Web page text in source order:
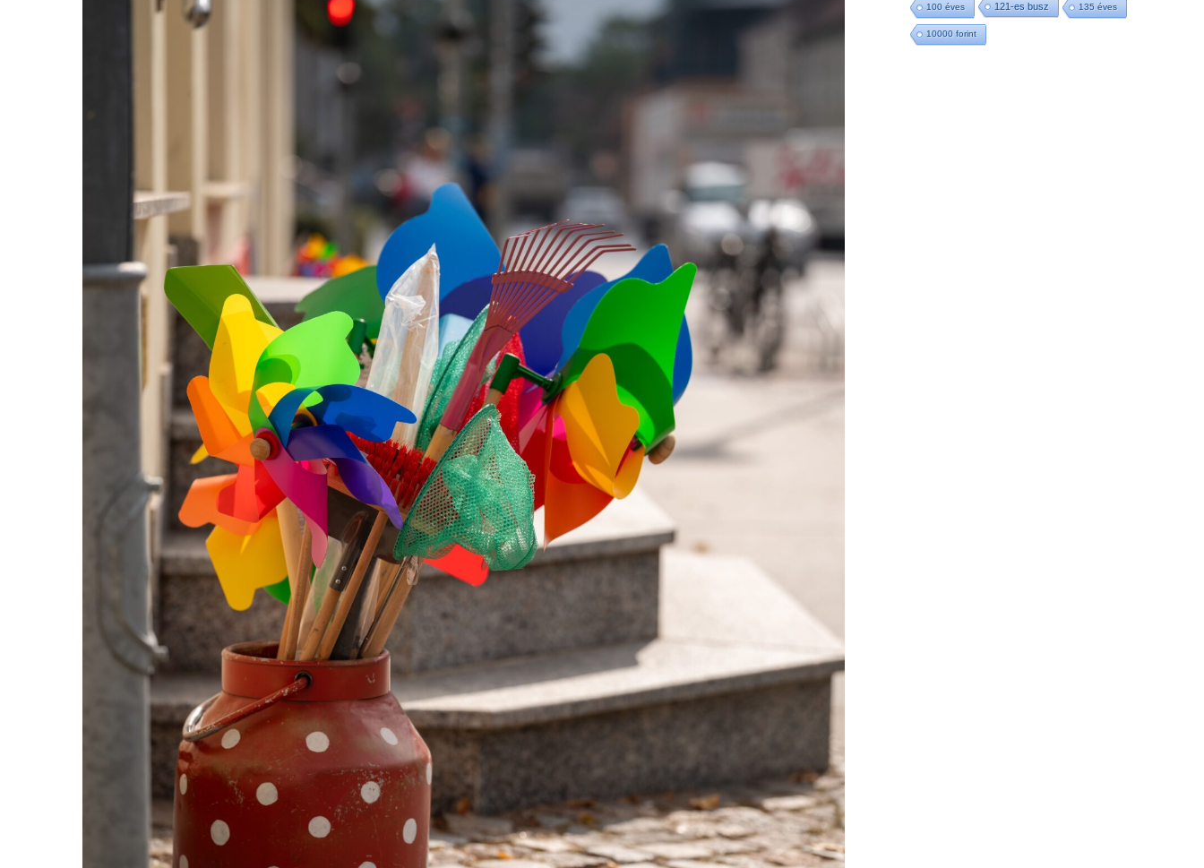
100 éves 121-es busz 135 éves
10000 forint